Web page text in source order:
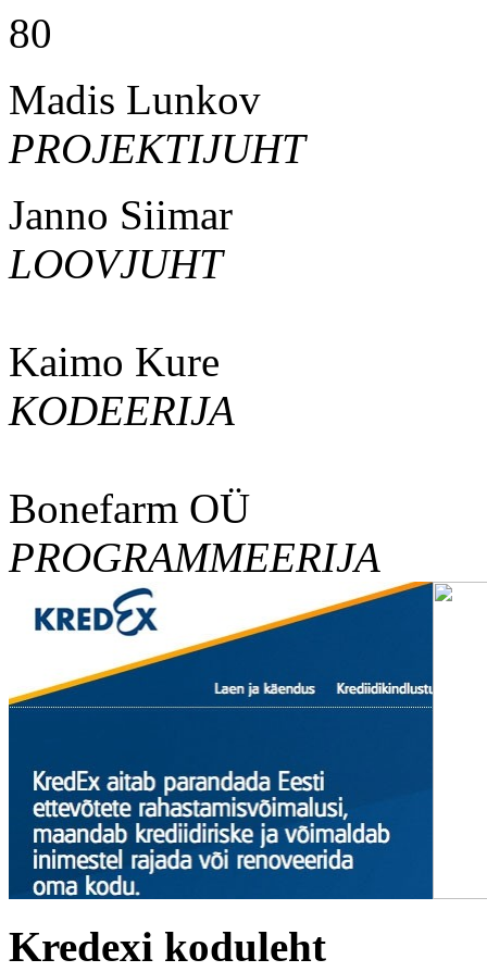
80
Madis Lunkov
PROJEKTIJUHT
Janno Siimar
LOOVJUHT
Kaimo Kure
KODEERIJA
Bonefarm OÜ
PROGRAMMEERIJA
Kredexi koduleht